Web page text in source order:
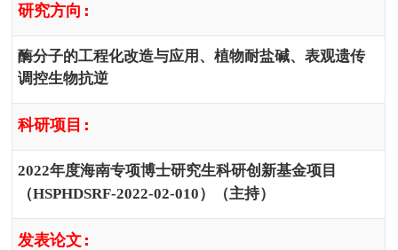
研究方向 :
酶分子的工程化改造与应用 、植物耐盐碱、表观遗传
调控生物抗逆
科研项目 :
2022年度海南专项博士研究生科研创新基金项目
（HSPHDSRF-2022-02-010） （主持）
发表论文: